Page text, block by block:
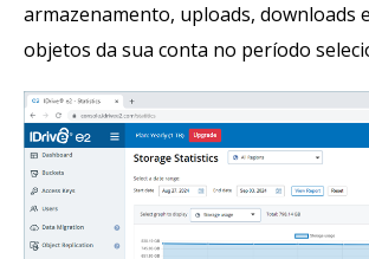
armazenamento, uploads, downloads
objetos da sua conta no período